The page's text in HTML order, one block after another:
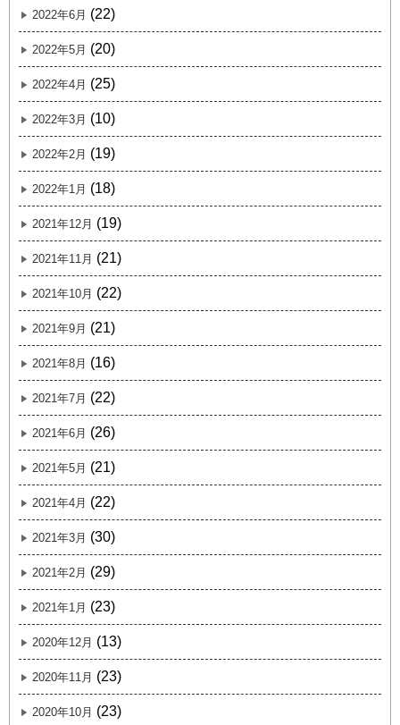
2022年6月 (22)
2022年5月 (20)
2022年4月 (25)
2022年3月 (10)
2022年2月 (19)
2022年1月 (18)
2021年12月 (19)
2021年11月 (21)
2021年10月 (22)
2021年9月 (21)
2021年8月 (16)
2021年7月 (22)
2021年6月 (26)
2021年5月 (21)
2021年4月 (22)
2021年3月 (30)
2021年2月 (29)
2021年1月 (23)
2020年12月 (13)
2020年11月 (23)
2020年10月 (23)